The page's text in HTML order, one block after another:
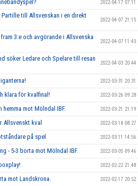
2022-04-17 07:11
till Allsvenskan i en direkt
2022-04-07 21:15
3:e och avgörande i Allsvenska
2022-04-07 11:43
söker Ledare och Spelare till resan
2022-04-03 20:44
2022-03-31 20:31
klara för kvalfinal! 2022-03-26 09:28
mot Mölndal IBF. 2022-03-21 21:19
Allsvenskt kval 2022-03-18 08:27
på spel 2022-03-11 14:56
- 5-3 borta mot Mölndal IBF 2022-03-05 09:46
2022-02-22 21:48
mot Landskrona. 2022-02-17 20:52